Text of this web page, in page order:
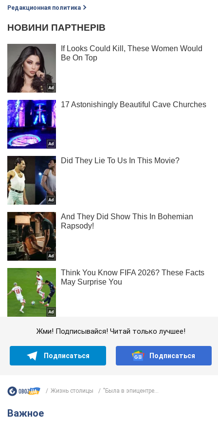
Редакционная политика
Жми! Подписывайся! Читай только лучшее!
Подписаться Подписаться
Жизнь столицы "Была в эпицентре...
Важное